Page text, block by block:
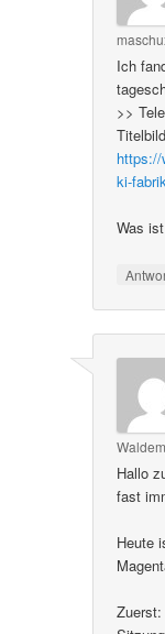
Ich
>>
https://
ki-
Was
Hallo
fast
Heute